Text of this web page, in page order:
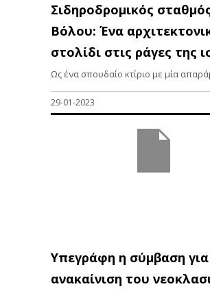
Σιδηροδρομικός
Βόλου: Ένα
στολίδι στις ράγες της
Ως ένα σπουδαίο κτίριο με μία
29-01-2023
Υπεγράφη η σύμβαση
ανακαίνιση του